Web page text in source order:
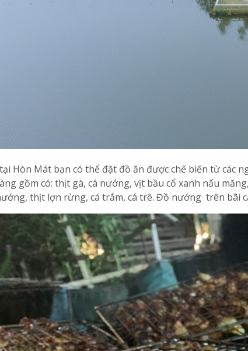
Hòn Mát bạn có thể đặt đồ ăn được chế biến từ các
gồm có: thịt gà, cá nướng, vịt bầu cổ xanh nấu
thịt lợn rừng, cá trắm, cá trê. Đồ nướng trên bãi